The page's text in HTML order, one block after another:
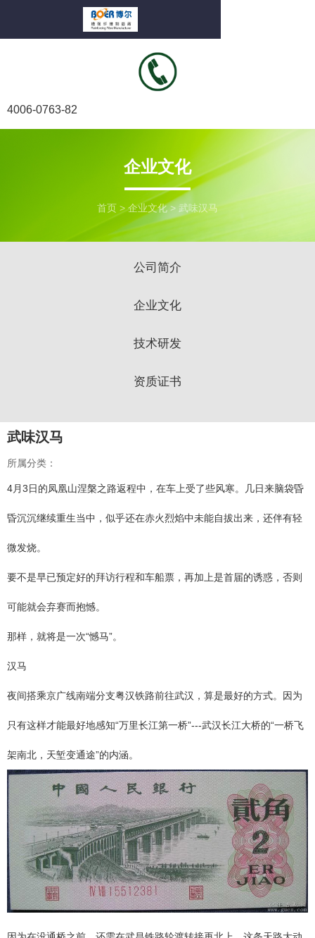
4006-0763-82
企业文化
首页 >企业文化 > 武味汉马
公司简介
企业文化
技术研发
资质证书
武味汉马
所属分类：
4月3日的凤凰山涅槃之路返程中，在车上受了些风寒。几日来脑袋昏
昏沉沉继续重生当中，似乎还在赤火烈焰中未能自拔出来，还伴有轻
微发烧。
要不是早已预定好的拜访行程和车船票，再加上是首届的诱惑，否则
可能就会弃赛而抱憾。
那样，就将是一次“憾马”。
汉马
夜间搭乘京广线南端分支粤汉铁路前往武汉，算是最好的方式。因为
只有这样才能最好地感知“万里长江第一桥”---武汉长江大桥的“一桥飞
架南北，天堑变通途”的内涵。